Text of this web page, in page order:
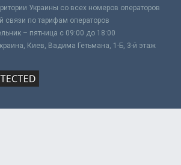
Украины со всех номеров операторов
связи по тарифам операторов
– пятница с 09:00 до 18:00
Киев, Вадима Гетьмана, 1-Б, 3-й этаж